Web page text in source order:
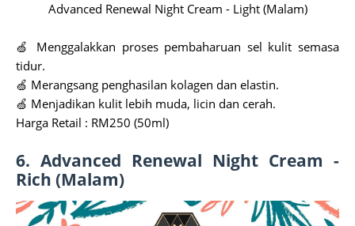
Advanced Renewal Night Cream - Light (Malam)
🍏 Menggalakkan proses pembaharuan sel kulit semasa
tidur.
🍏 Merangsang penghasilan kolagen dan elastin.
🍏 Menjadikan kulit lebih muda, licin dan cerah.
Harga Retail : RM250 (50ml)
6. Advanced Renewal Night Cream -
Rich (Malam)